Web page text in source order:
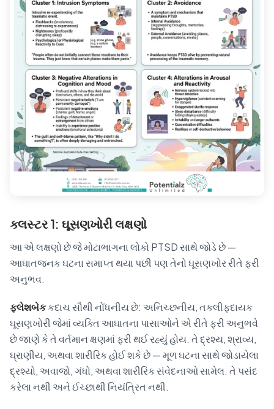
ક્લસ્ટર 1: ઘૂસણખોરી લક્ષણો
આ એ લક્ષણો છે જે મોટાભાગના લોકો PTSD સાથે જોડે છે —
આઘાતજનક ઘટના સમાપ્ત થયા પછી પણ તેનો ઘૂસણખોર રીતે ફરી
અનુભવ.
ફ્લેશબેકકદાચ સૌથી નોંધનીય છે: અનિચ્છનીય, તકલીફદાયક
ઘૂસણખોરી જેમાં વ્યક્તિ આઘાતના પાસાઓને એ રીતે ફરી અનુભવે
છે જાણે કે તે વર્તમાન ક્ષણમાં ફરી થઈ રહ્યું હોય. તે દ્રશ્ય, શ્રાવ્ય,
ઘ્રાણીય, અથવા શારીરિક હોઈ શકે છે — મૂળ ઘટના સાથે જોડાયેલા
દ્રશ્યો, અવાજો, ગંધો, અથવા શારીરિક સંવેદનાઓ સામેલ. તે પસંદ
કરેલા નથી અને ઈચ્છાથી નિયંત્રિત નથી.